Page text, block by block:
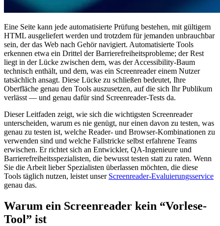
Eine Seite kann jede automatisierte Prüfung bestehen, mit gültigem
HTML ausgeliefert werden und trotzdem für jemanden unbrauchbar
sein, der das Web nach Gehör navigiert. Automatisierte Tools
erkennen etwa ein Drittel der Barrierefreiheitsprobleme; der Rest
liegt in der Lücke zwischen dem, was der Accessibility-Baum
technisch enthält, und dem, was ein Screenreader einem Nutzer
tatsächlich ansagt. Diese Lücke zu schließen bedeutet, Ihre
Oberfläche genau den Tools auszusetzen, auf die sich Ihr Publikum
verlässt — und genau dafür sind Screenreader-Tests da.
Dieser Leitfaden zeigt, wie sich die wichtigsten Screenreader
unterscheiden, warum es nie genügt, nur einen davon zu testen, was
genau zu testen ist, welche Reader- und Browser-Kombinationen zu
verwenden sind und welche Fallstricke selbst erfahrene Teams
erwischen. Er richtet sich an Entwickler, QA-Ingenieure und
Barrierefreiheitsspezialisten, die bewusst testen statt zu raten. Wenn
Sie die Arbeit lieber Spezialisten überlassen möchten, die diese
Tools täglich nutzen, leistet unser Screenreader-Evaluierungsservice
genau das.
Warum ein Screenreader kein “Vorlese-
Tool” ist